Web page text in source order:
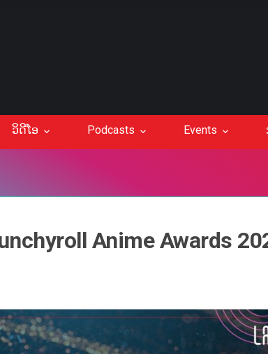
ວິດີໂອ Podcasts Events
Anime Awards